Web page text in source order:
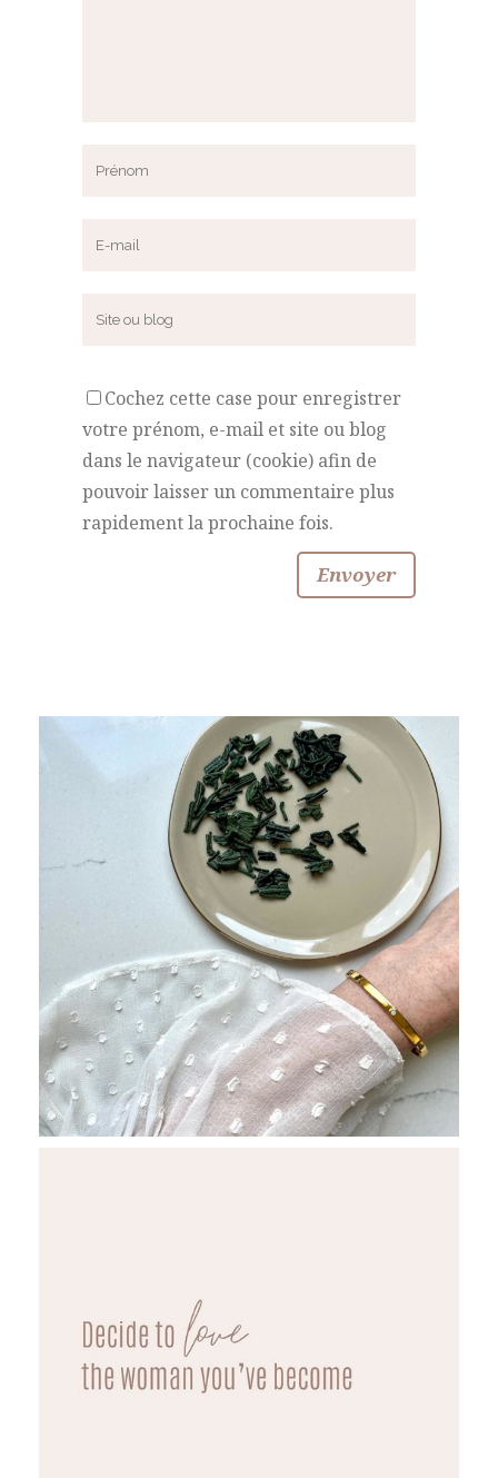
Cochez cette case pour enregistrer
votre prénom, e-mail et site ou blog
dans le navigateur (cookie) afin de
pouvoir laisser un commentaire plus
rapidement la prochaine fois.